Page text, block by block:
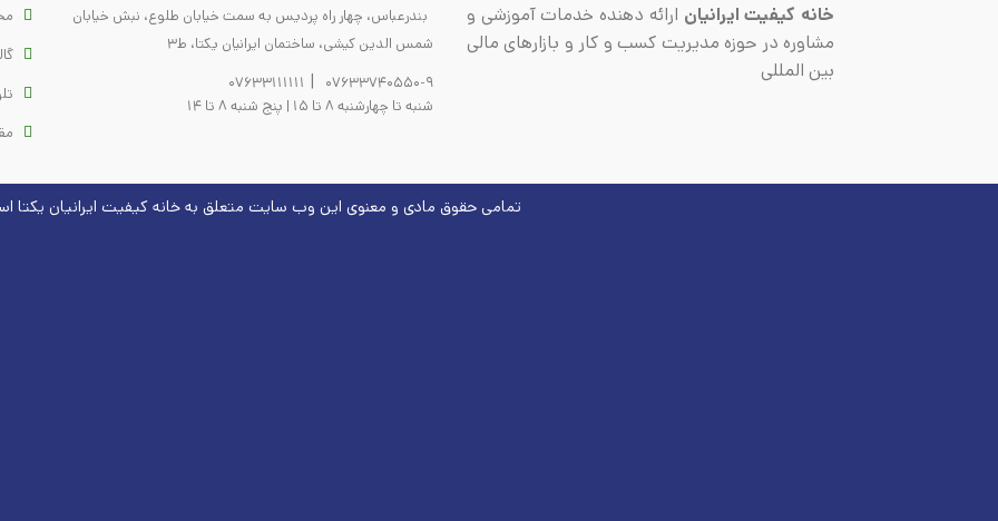
خانه کیفیت ایرانیان ارائه دهنده خدمات آموزشی و
مشاوره در حوزه مدیریت کسب و کار و بازارهای مالی
بین المللی
بندرعباس، چهار راه پردیس به سمت خیابان طلوع، نبش خیابان
شمس الدین کیشی، ساختمان ایرانیان یکتا، ط3
07633740550-9
|
07633111111
شنبه تا چهارشنبه 8 تا 15 | پنج شنبه 8 تا 14
تمامی حقوق مادی و معنوی این وب سایت متعلق به خانه کیفیت ایرانیان یکتا